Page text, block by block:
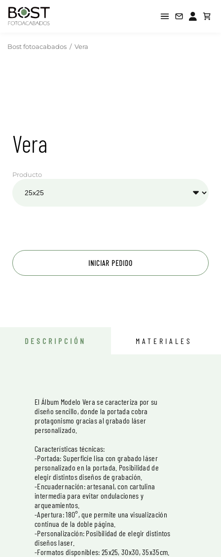
Bost fotoacabados / Vera
Vera
Producto
INICIAR PEDIDO
DESCRIPCIÓN MATERIALES
El Álbum Modelo Vera se caracteriza por su
diseño sencillo, donde la portada cobra
protagonismo gracias al grabado láser
personalizado.
Características técnicas:
-Portada: Superficie lisa con grabado láser
personalizado en la portada. Posibilidad de
elegir distintos diseños de grabación.
-Encuadernación: artesanal, con cartulina
intermedia para evitar ondulaciones y
arqueamientos.
-Apertura: 180°, que permite una visualización
continua de la doble página.
-Personalización: Posibilidad de elegir distintos
diseños laser.
-Formatos disponibles: 25x25, 30x30, 35x35cm.